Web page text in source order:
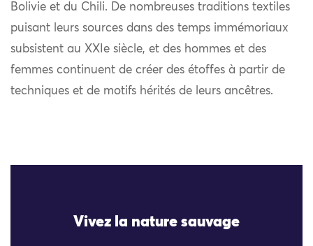
Bolivie et du Chili. De nombreuses traditions textiles
puisant leurs sources dans des temps immémoriaux
subsistent au XXIe siècle, et des hommes et des
femmes continuent de créer des étoffes à partir de
techniques et de motifs hérités de leurs ancêtres.
Vivez la nature sauvage